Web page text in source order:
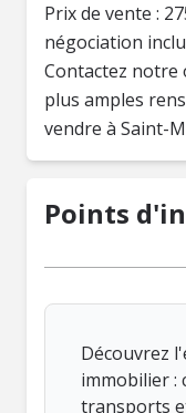
Prix de vente :
négociation
Contactez
plus amples
Points
Découvrez
immobilier :
transports